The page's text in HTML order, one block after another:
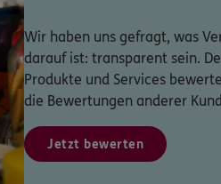
Wir haben uns gefragt, was
darauf ist: transparent sein.
Produkte und Services
die Bewertungen anderer
Jetzt bewerten